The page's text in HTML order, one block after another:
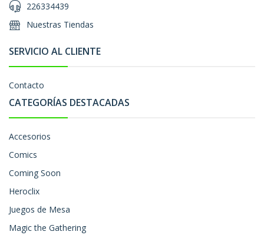
226334439
Nuestras Tiendas
SERVICIO AL CLIENTE
Contacto
CATEGORÍAS DESTACADAS
Accesorios
Comics
Coming Soon
Heroclix
Juegos de Mesa
Magic the Gathering